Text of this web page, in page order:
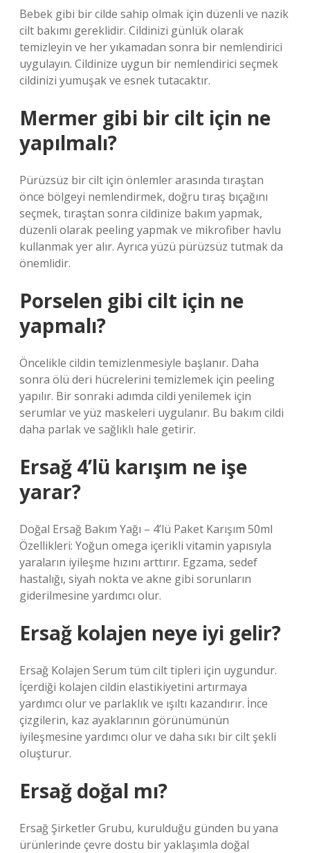
Bebek gibi bir cilde sahip olmak için düzenli ve nazik
cilt bakımı gereklidir. Cildinizi günlük olarak
temizleyin ve her yıkamadan sonra bir nemlendirici
uygulayın. Cildinize uygun bir nemlendirici seçmek
cildinizi yumuşak ve esnek tutacaktır.
Mermer gibi bir cilt için ne
yapılmalı?
Pürüzsüz bir cilt için önlemler arasında tıraştan
önce bölgeyi nemlendirmek, doğru tıraş bıçağını
seçmek, tıraştan sonra cildinize bakım yapmak,
düzenli olarak peeling yapmak ve mikrofiber havlu
kullanmak yer alır. Ayrıca yüzü pürüzsüz tutmak da
önemlidir.
Porselen gibi cilt için ne
yapmalı?
Öncelikle cildin temizlenmesiyle başlanır. Daha
sonra ölü deri hücrelerini temizlemek için peeling
yapılır. Bir sonraki adımda cildi yenilemek için
serumlar ve yüz maskeleri uygulanır. Bu bakım cildi
daha parlak ve sağlıklı hale getirir.
Ersağ 4’lü karışım ne işe
yarar?
Doğal Ersağ Bakım Yağı – 4’lü Paket Karışım 50ml
Özellikleri: Yoğun omega içerikli vitamin yapısıyla
yaraların iyileşme hızını arttırır. Egzama, sedef
hastalığı, siyah nokta ve akne gibi sorunların
giderilmesine yardımcı olur.
Ersağ kolajen neye iyi gelir?
Ersağ Kolajen Serum tüm cilt tipleri için uygundur.
İçerdiği kolajen cildin elastikiyetini artırmaya
yardımcı olur ve parlaklık ve ışıltı kazandırır. İnce
çizgilerin, kaz ayaklarının görünümünün
iyileşmesine yardımcı olur ve daha sıkı bir cilt şekli
oluşturur.
Ersağ doğal mı?
Ersağ Şirketler Grubu, kurulduğu günden bu yana
ürünlerinde çevre dostu bir yaklaşımla doğal